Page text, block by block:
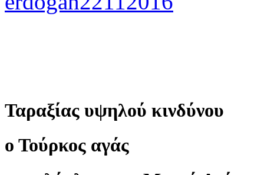
Ταραξίας υψηλού κινδύνου
ο Τούρκος αγάς